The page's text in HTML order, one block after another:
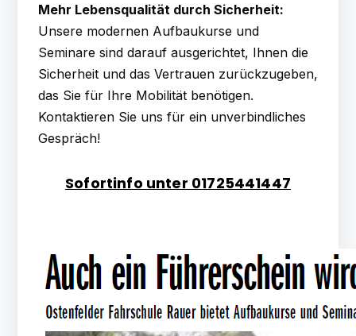
Mehr Lebensqualität durch Sicherheit:
Unsere modernen Aufbaukurse und
Seminare sind darauf ausgerichtet, Ihnen die
Sicherheit und das Vertrauen zurückzugeben,
das Sie für Ihre Mobilität benötigen.
Kontaktieren Sie uns für ein unverbindliches
Gespräch!
Sofortinfo unter 01725441447